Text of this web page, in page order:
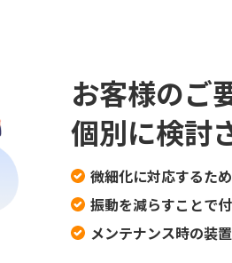
お客様のご
個別に検討
微細化に対応するた
振動を減らすことで
メンテナンス時の装